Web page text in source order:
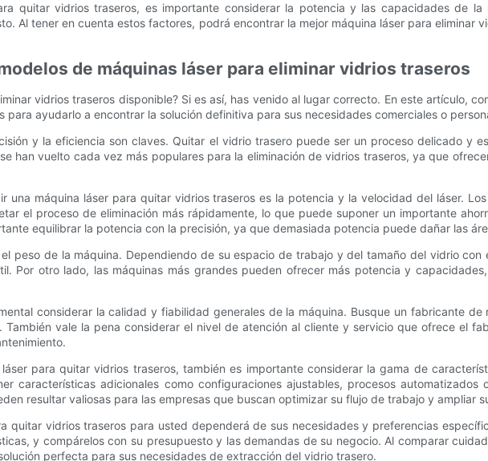
quitar vidrios traseros, es importante considerar la potencia y las capacidades de la
Al tener en cuenta estos factores, podrá encontrar la mejor máquina láser para eliminar
de máquinas láser para eliminar vidrios traseros
vidrios traseros disponible? Si es así, has venido al lugar correcto. En este artículo,
para ayudarlo a encontrar la solución definitiva para sus necesidades comerciales o
y la eficiencia son claves. Quitar el vidrio trasero puede ser un proceso delicado y
han vuelto cada vez más populares para la eliminación de vidrios traseros, ya que
una máquina láser para quitar vidrios traseros es la potencia y la velocidad del láser.
el proceso de eliminación más rápidamente, lo que puede suponer un importante
equilibrar la potencia con la precisión, ya que demasiada potencia puede dañar las
peso de la máquina. Dependiendo de su espacio de trabajo y del tamaño del vidrio
Por otro lado, las máquinas más grandes pueden ofrecer más potencia y
considerar la calidad y fiabilidad generales de la máquina. Busque un fabricante de
vale la pena considerar el nivel de atención al cliente y servicio que ofrece el
para quitar vidrios traseros, también es importante considerar la gama de
características adicionales como configuraciones ajustables, procesos
resultar valiosas para las empresas que buscan optimizar su flujo de trabajo y ampliar
quitar vidrios traseros para usted dependerá de sus necesidades y preferencias
y compárelos con su presupuesto y las demandas de su negocio. Al comparar
perfecta para sus necesidades de extracción del vidrio trasero.